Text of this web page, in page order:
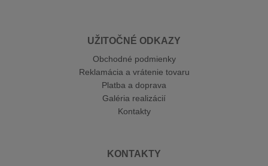
UŽITOČNÉ ODKAZY
Obchodné podmienky
Reklamácia a vrátenie tovaru
Platba a doprava
Galéria realizácií
Kontakty
KONTAKTY